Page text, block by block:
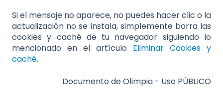
Si el mensaje no aparece, no puedes hacer clic o la
actualización no se instala, simplemente borra las
cookies y caché de tu navegador siguiendo lo
mencionado en el artículo Eliminar Cookies y
caché.
Documento de Olimpia - Uso PÚBLICO